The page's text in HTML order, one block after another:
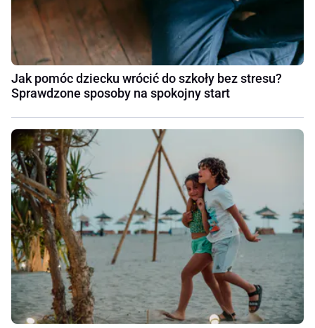
Jak pomóc dziecku wrócić do szkoły bez stresu?
Sprawdzone sposoby na spokojny start